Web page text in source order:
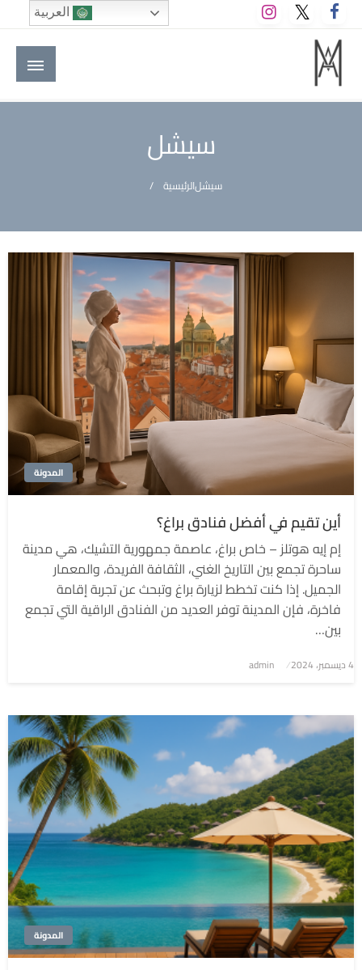
التخطي
إلى
المحتوى
M A hotels | إم ايه هوتيلز
الموقع الأول للعاملين في الفنادق في العالم العربي
سيشل
الرئيسيةسيشل
المدونة
أين تقيم في أفضل فنادق براغ؟
إم إيه هوتلز – خاص براغ، عاصمة جمهورية التشيك، هي مدينة
ساحرة تجمع بين التاريخ الغني، الثقافة الفريدة، والمعمار
الجميل. إذا كنت تخطط لزيارة براغ وتبحث عن تجربة إقامة
فاخرة، فإن المدينة توفر العديد من الفنادق الراقية التي تجمع
بين…
نُشر
4 ديسمبر، 2024 admin
المدونة
العربية